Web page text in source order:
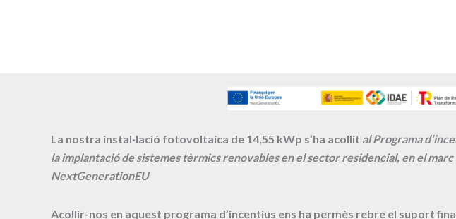
La nostra instal·lació fotovoltaica de 14,55 kWp s’ha acollit al Programa
la implantació de sistemes tèrmics renovables en el sector residencial, en el
NextGenerationEU
Acollir-nos en aquest programa d’incentius ens ha permès rebre el suport